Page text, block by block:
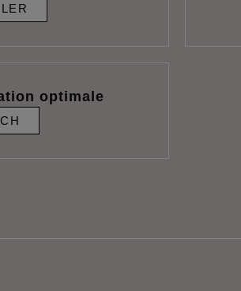
optimale